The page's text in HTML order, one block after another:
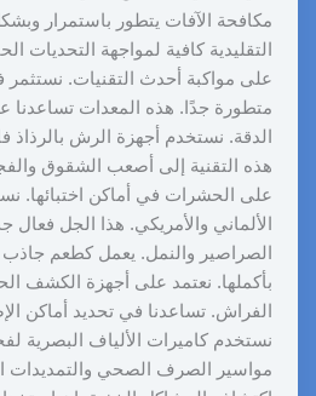
مكافحة الآفات يتطور باستمرار
التقليدية كافية لمواجهة التحديات
على مواكبة أحدث التقنيات.
متطورة جدًا. هذه المعدات تساعدنا
هذه التقنية إلى أصعب الشقوق
على الحشرات في أماكن اختبائها.
الألماني والأمريكي. هذا الجل
الصراصير والنمل. يعمل كطعم
بأكملها. نعتمد على أجهزة الكشف
الفراش. تساعدنا في تحديد أماكن
نستخدم كاميرات الألياف البصرية
مواسير الصرف الصحي والتمديدات